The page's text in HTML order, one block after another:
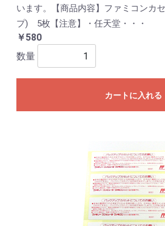
います。【商品内容】ファミコンカ
プ) 5枚【注意】・任天堂・・・
￥580
数量
カートに入れる